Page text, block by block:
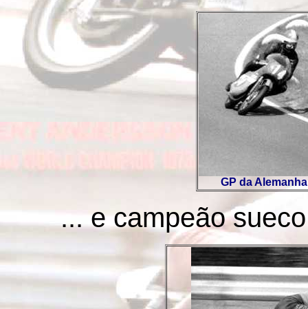
GP da
... e campeão